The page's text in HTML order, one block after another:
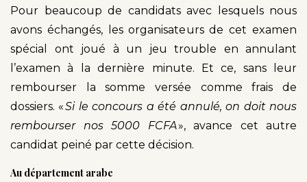
Pour beaucoup de candidats avec lesquels nous
avons échangés, les organisateurs de cet examen
spécial ont joué à un jeu trouble en annulant
l’examen à la dernière minute. Et ce, sans leur
rembourser la somme versée comme frais de
dossiers. «Si le concours a été annulé, on doit nous
rembourser nos 5000 FCFA», avance cet autre
candidat peiné par cette décision.
Au département arabe